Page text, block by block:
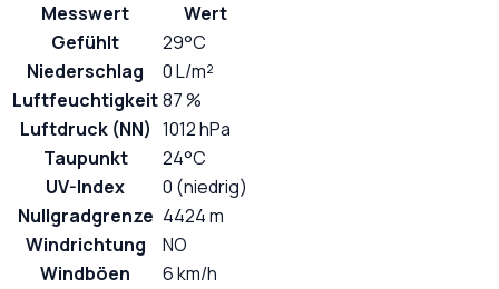
Messwert
Wert
Gefühlt
29°C
Niederschlag
0 L/m²
Luftfeuchtigkeit87 %
Luftdruck (NN) 1012 hPa
Taupunkt
24°C
UV-Index
0 (niedrig)
Nullgradgrenze 4424 m
Windrichtung
NO
Windböen
6 km/h